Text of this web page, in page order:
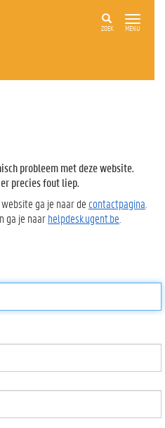
ZOEK MENU
probleem met deze website.
precies fout liep.
ga je naar de contactpagina
ga je naarhelpdesk.ugent.be